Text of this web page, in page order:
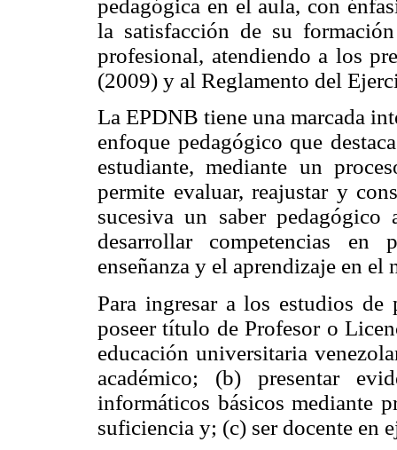
pedagógica en el aula, con
la satisfacción de su
profesional, atendiendo a los
(2009) y al Reglamento del
La EPDNB tiene una marcada
enfoque pedagógico que
estudiante, mediante un
permite evaluar, reajustar y
sucesiva un saber
desarrollar competencias en
enseñanza y el aprendizaje en
Para ingresar a los estudios
poseer título de Profesor o
educación universitaria
académico; (b) presentar
informáticos básicos mediante
suficiencia y; (c) ser docente en